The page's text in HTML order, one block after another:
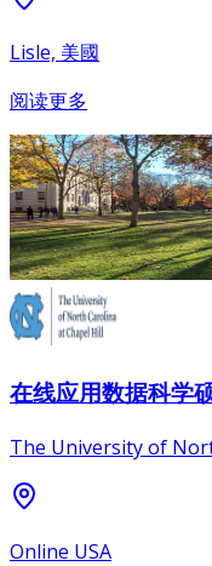
Lisle, 美國
阅读更多
在线应用数据科学
The University of
Online USA